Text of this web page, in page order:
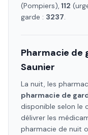
(Pompiers), 112
garde : 3237.
Pharmacie de
Saunier
La nuit, les
pharmacie de
disponible selon le
délivrer les
pharmacie de nuit